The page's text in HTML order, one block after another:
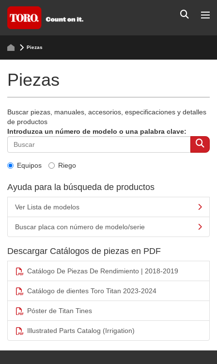
Piezas
Piezas
Buscar piezas, manuales, accesorios, especificaciones y detalles
de productos
Introduzca un número de modelo o una palabra clave:
Equipos Riego
Ayuda para la búsqueda de productos
Ver Lista de modelos
Buscar placa con número de modelo/serie
Descargar Catálogos de piezas en PDF
Catálogo De Piezas De Rendimiento | 2018-2019
Catálogo de dientes Toro Titan 2023-2024
Póster de Titan Tines
Illustrated Parts Catalog (Irrigation)